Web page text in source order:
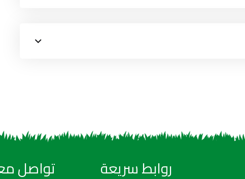
روابط سريعة تواصل